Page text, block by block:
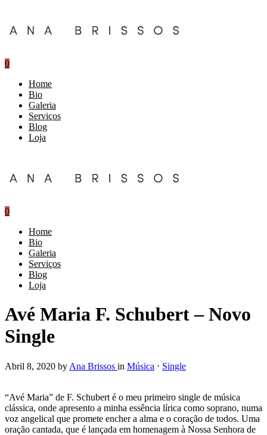
0
Home
Bio
Galeria
Serviços
Blog
Loja
0
Home
Bio
Galeria
Serviços
Blog
Loja
Avé Maria F. Schubert – Novo
Single
Abril 8, 2020 by Ana Brissos in Música ⋅ Single
“Avé Maria” de F. Schubert é o meu primeiro single de música
clássica, onde apresento a minha essência lírica como soprano, numa
voz angelical que promete encher a alma e o coração de todos. Uma
oração cantada, que é lançada em homenagem à Nossa Senhora de